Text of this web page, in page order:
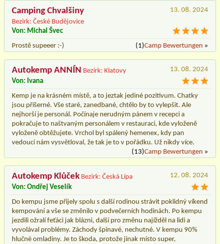
Camping Chvalšiny
Bezirk: České Budějovice
13. 08. 2024
Von: Michal Švec
Prostě supeeer :-)
(1)Camp Bewertungen »
Autokemp ANNÍN Bezirk: Klatovy
13. 08. 2024
Von: Ivana
Kemp je na krásném místě, a to jeztak jediné pozitivum. Chatky
jsou příšerné. Vše staré, zanedbané, chtělo by to vylepšit. Ale
nejhorší je personál. Počínaje nerudným pánem v recepci a
pokračuje to naštvaným personálem v restauraci, kde vyloženě
vyloženě obtěžujete. Vrchol byl spálený hemenex, kdy pan
vedoucí nám vysvětloval, že tak je to v pořádku. Už nikdy více.
(13)Camp Bewertungen »
Autokemp Klůček Bezirk: Česká Lípa
12. 08. 2024
Von: Ondřej Veselík
Do kempu jsme přijely spolu s další rodinou strávit poklidný víkend
kempování a vše se změnilo v podvečerních hodinách. Po kempu
jezdili ožralí feťáci jak blázni, další pro změnu najížděl na lidi a
vyvolával problémy. Záchody špinavé, nechutné. V kempu 90%
hlučné omladiny. Je to škoda, protože jinak místo super,